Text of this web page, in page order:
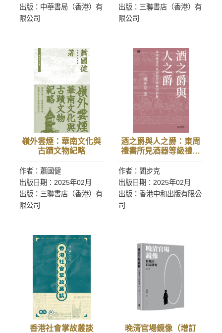
出版：中華書局（香港）有
限公司
出版：三聯書店（香港）有
限公司
嶺外雲煙：華南文化與
古蹟文物紀略
作者：蕭國健
出版日期：2025年02月
出版：三聯書店（香港）有
限公司
酒之爵與人之爵：東周
禮書所見酒器等級禮制
作者：閻步克
出版日期：2025年02月
出版：香港中和出版有限公
司
香港社會掌故叢談
晚清官場鏡像（增訂